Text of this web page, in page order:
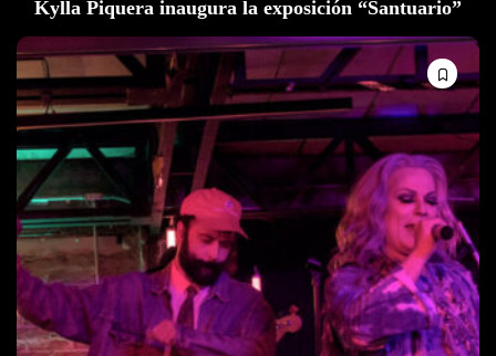
Kylla Piquera inaugura la exposición “Santuario”